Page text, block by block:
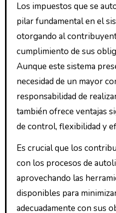
Los impuestos que se
pilar fundamental en el
otorgando al
cumplimiento de sus
Aunque este sistema
necesidad de un mayor
responsabilidad de
también ofrece ventajas
de control, flexibilidad y
Es crucial que los
con los procesos de
aprovechando las
disponibles para
adecuadamente con sus